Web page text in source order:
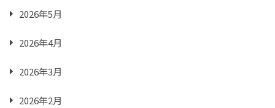
2026年5月
2026年4月
2026年3月
2026年2月